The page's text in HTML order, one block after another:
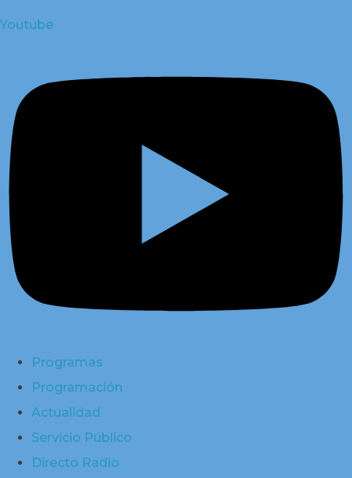
Youtube
Programas
Programación
Actualidad
Servicio Público
Directo Radio